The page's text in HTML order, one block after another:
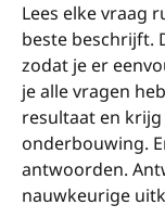
Lees elke vraag
beste beschrijft.
zodat je er
je alle vragen
resultaat en
onderbouwing.
antwoorden.
nauwkeurige